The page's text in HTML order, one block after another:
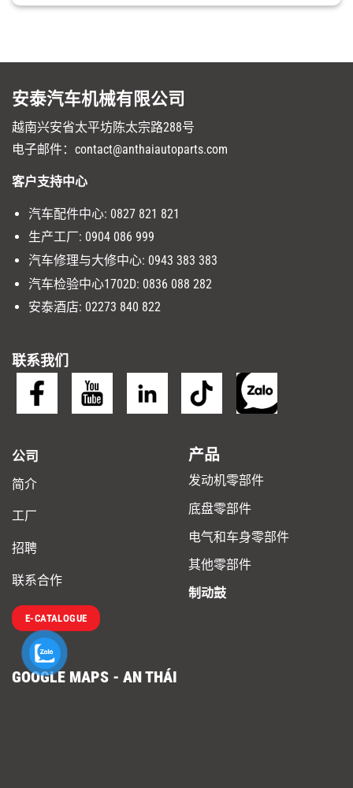
安泰汽车机械有限公司
越南兴安省太平坊陈太宗路288号
电子邮件：contact@anthaiautoparts.com
客户支持中心
汽车配件中心: 0827 821 821
生产工厂: 0904 086 999
汽车修理与大修中心: 0943 383 383
汽车检验中心1702D: 0836 088 282
安泰酒店: 02273 840 822
联系我们
公司
简介
工厂
招聘
联系合作
E-CATALOGUE
产品
发动机零部件
底盘零部件
电气和车身零部件
其他零部件
制动鼓
GOOGLE MAPS - AN THÁI